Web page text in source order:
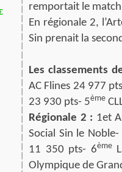
remportait le
En régionale 2,
Sin prenait la
Les classements
AC Flines 24 977
23 930 pts- 5ème
Régionale 2 : 1et
Social Sin le Noble-
11 350 pts- 6ème
Olympique de